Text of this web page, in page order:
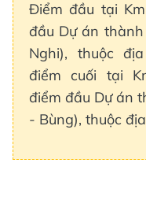
Điểm đầu tại
đầu Dự án
Nghi), thuộc
điểm cuối tại
điểm đầu Dự án
- Bùng), thuộc